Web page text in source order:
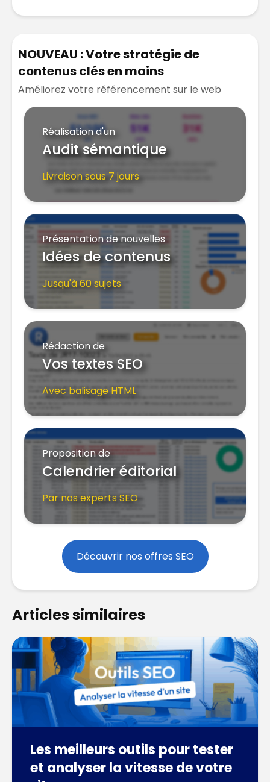
NOUVEAU : Votre stratégie de
contenus clés en mains
Améliorez votre référencement sur le web
Réalisation d'un
Audit sémantique
Livraison sous 7 jours
Présentation de nouvelles
Idées de contenus
Jusqu'à 60 sujets
Rédaction de
Vos textes SEO
Avec balisage HTML
Proposition de
Calendrier éditorial
Par nos experts SEO
Découvrir nos offres SEO
Articles similaires
Les meilleurs outils pour tester
et analyser la vitesse de votre